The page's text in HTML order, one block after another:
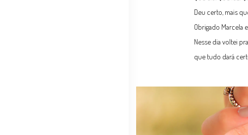
Deu certo, mais
Obrigado Marcela
Nesse dia voltei
que tudo dará